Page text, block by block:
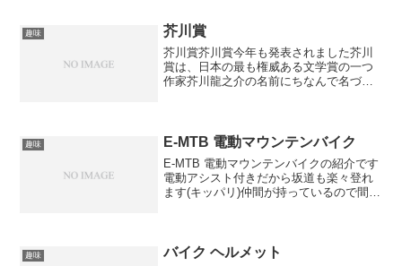
趣味 芥川賞
芥川賞芥川賞今年も発表されました芥川
賞は、日本の最も権威ある文学賞の一つ
作家芥川龍之介の名前にちなんで名づけ
優れた作品を残してい...
趣味 E-MTB 電動マウンテンバイク
E-MTB 電動マウンテンバイクの紹介です
電動アシスト付きだから坂道も楽々登れ
ます(キッパリ)仲間が持っているので間違
趣味 バイク ヘルメット